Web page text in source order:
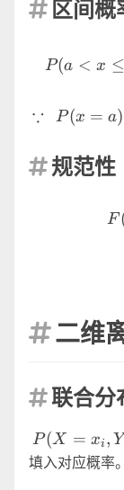
 区间概
P(a < x ≤
\because
∵ P(x = a)
规范性
F
二维
联合分
P(X = xi , Y
填入对应概率。